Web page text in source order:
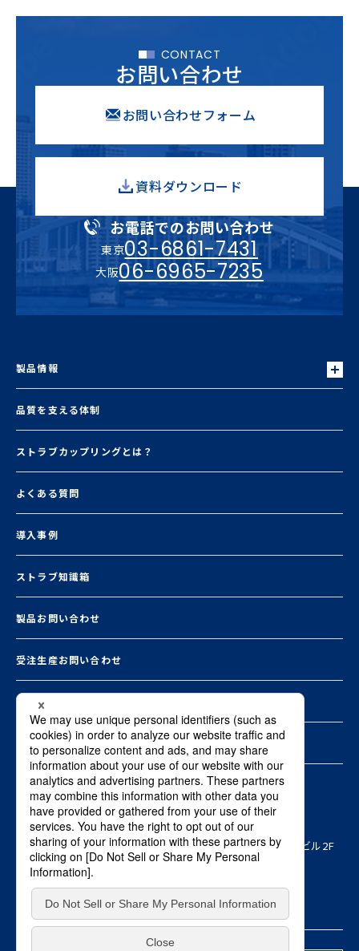
CONTACT
お問い合わせ
お問い合わせフォーム
資料ダウンロード
お電話でのお問い合わせ
東京03-6861-7431
大阪06-6965-7235
本社
〒103-0015 東京都中央区日本橋箱崎町8-1ヤマタネ箱崎ビル2F
製品情報
品質を支える体制
ストラブカップリングとは？
よくある質問
導入事例
ストラブ知識箱
製品お問い合わせ
受注生産お問い合わせ
お知らせ一覧
資料ダウンロード